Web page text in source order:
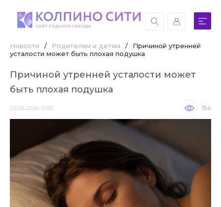
Новости / Родителям и детям /
Причиной утренней
усталости может быть плохая подушка
Причиной утренней усталости может
быть плохая подушка
22.05.2026 15:53 154